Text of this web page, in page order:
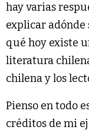
hay varias
explicar adónde
qué hoy existe
literatura
chilena y los
Pienso en todo
créditos de mi